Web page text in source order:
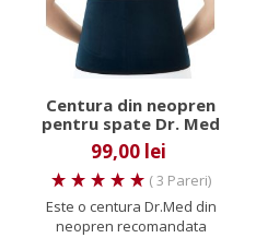
Centura din neopren
pentru spate Dr. Med
99,00 lei
( 3 Pareri)
Este o centura Dr.Med din
neopren recomandata